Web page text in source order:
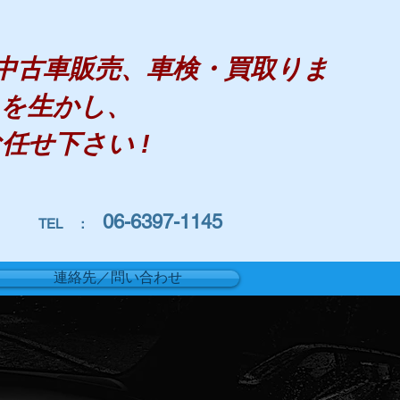
車販売、車検・買取りま
生かし、
せ下さい !
TEL ： 06-6397-1145
連絡先／問い合わせ